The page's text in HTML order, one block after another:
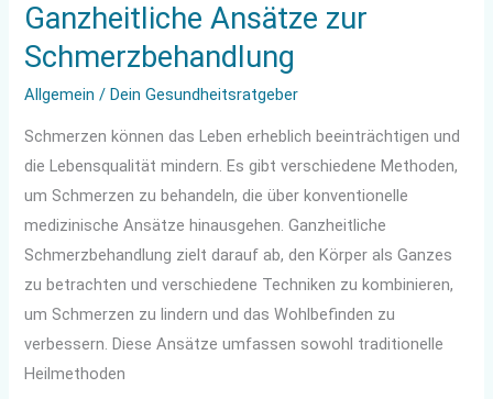
Ganzheitliche Ansätze zur
Schmerzbehandlung
Allgemein /Dein Gesundheitsratgeber
Schmerzen können das Leben erheblich beeinträchtigen und
die Lebensqualität mindern. Es gibt verschiedene Methoden,
um Schmerzen zu behandeln, die über konventionelle
medizinische Ansätze hinausgehen. Ganzheitliche
Schmerzbehandlung zielt darauf ab, den Körper als Ganzes
zu betrachten und verschiedene Techniken zu kombinieren,
um Schmerzen zu lindern und das Wohlbefinden zu
verbessern. Diese Ansätze umfassen sowohl traditionelle
Heilmethoden